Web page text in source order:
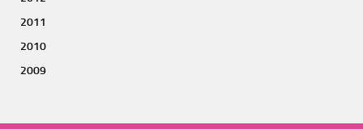
2011
2010
2009